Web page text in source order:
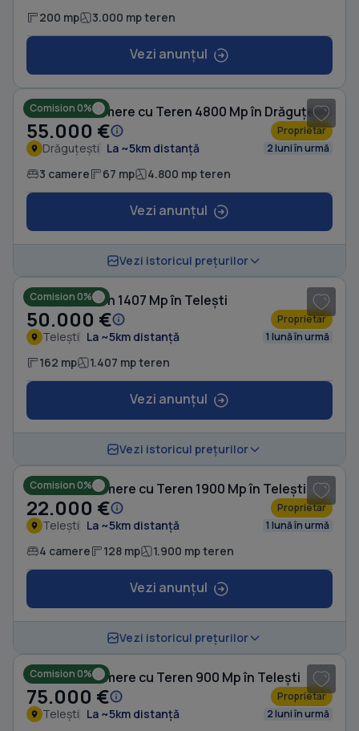
200 mp 3.000 mp teren
Vezi anunțul
Comision 0%
Casă cu 3 camere cu Teren 4800 Mp în Drăguțești
55.000 € Proprietar
Drăguțești La ~5km distanță 2 luni în urmă
3 camere 67 mp 4.800 mp teren
Vezi anunțul
Vezi istoricul prețurilor
Comision 0%
Casă cu Teren 1407 Mp în Telești
50.000 € Proprietar
Telești La ~5km distanță 1 lună în urmă
162 mp 1.407 mp teren
Vezi anunțul
Vezi istoricul prețurilor
Comision 0%
Casă cu 4 camere cu Teren 1900 Mp în Telești
22.000 € Proprietar
Telești La ~5km distanță 1 lună în urmă
4 camere 128 mp 1.900 mp teren
Vezi anunțul
Vezi istoricul prețurilor
Comision 0%
Casă cu 2 camere cu Teren 900 Mp în Telești
75.000 € Proprietar
Telești La ~5km distanță 2 luni în urmă